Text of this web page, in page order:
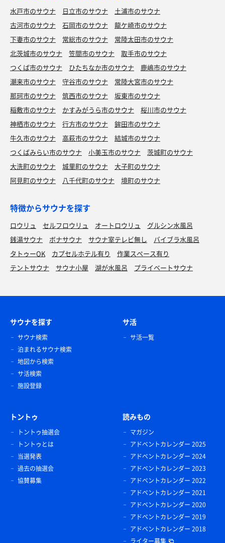
水戸市のサウナ 日立市のサウナ
土浦市のサウナ
古河市のサウナ
石岡市のサウナ
龍ケ崎市のサウナ
下妻市のサウナ
常総市のサウナ
常陸太田市のサウナ
北茨城市のサウナ
笠間市のサウナ
取手市のサウナ
つくば市のサウナ
ひたちなか市のサウナ
鹿嶋市のサウナ
潮来市のサウナ
守谷市のサウナ
常陸大宮市のサウナ
那珂市のサウナ
筑西市のサウナ
坂東市のサウナ
稲敷市のサウナ
かすみがうら市のサウナ
桜川市のサウナ
神栖市のサウナ
行方市のサウナ
鉾田市のサウナ
牛久市のサウナ
高萩市のサウナ
結城市のサウナ
つくばみらい市のサウナ
小美玉市のサウナ
茨城町のサウナ
大洗町のサウナ
城里町のサウナ
大子町のサウナ
阿見町のサウナ
八千代町のサウナ 境町のサウナ
特徴からサウナを探す
ロウリュ セルフロウリュ オートロウリュ
グルシン水風呂
銭湯サウナ
ボナサウナ サウナ室テレビ無し
バイブラ水風呂
タトゥーOK
カプセルホテル有り
作業スペース有り
テントサウナ
サウナ小屋 湖が水風呂 プライベートサウナ
サウナを探す
サウナ検索
泊まれるサウナ検索
地図から検索
サ活検索
施設登録
サ活
サ活一覧
トントゥ
トントゥ抽選会
トントゥとは
当選発表
過去の抽選会
協賛募集
読みもの
マガジン
アドベントカレンダー 2025
アドベントカレンダー 2024
アドベントカレンダー 2023
アドベントカレンダー 2022
アドベントカレンダー 2021
アドベントカレンダー 2020
アドベントカレンダー 2019
アドベントカレンダー 2018
ライター募集